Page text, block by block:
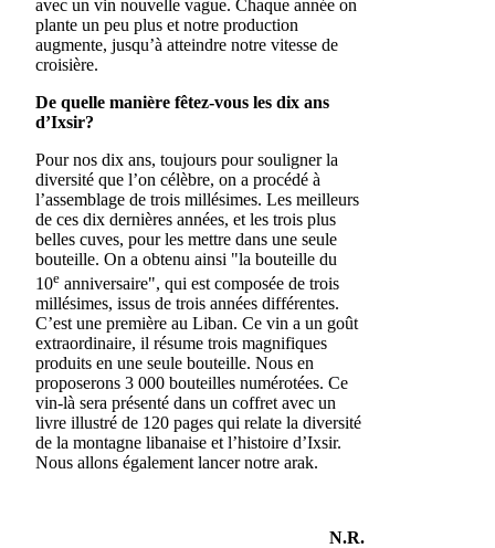
avec un vin nouvelle vague. Chaque année on
plante un peu plus et notre production
augmente, jusqu’à atteindre notre vitesse de
croisière.
De quelle manière fêtez-vous les dix ans
d’Ixsir?
Pour nos dix ans, toujours pour souligner la
diversité que l’on célèbre, on a procédé à
l’assemblage de trois millésimes. Les meilleurs
de ces dix dernières années, et les trois plus
belles cuves, pour les mettre dans une seule
bouteille. On a obtenu ainsi "la bouteille du
10e anniversaire", qui est composée de trois
millésimes, issus de trois années différentes.
C’est une première au Liban. Ce vin a un goût
extraordinaire, il résume trois magnifiques
produits en une seule bouteille. Nous en
proposerons 3 000 bouteilles numérotées. Ce
vin-là sera présenté dans un coffret avec un
livre illustré de 120 pages qui relate la diversité
de la montagne libanaise et l’histoire d’Ixsir.
Nous allons également lancer notre arak.
N.R.